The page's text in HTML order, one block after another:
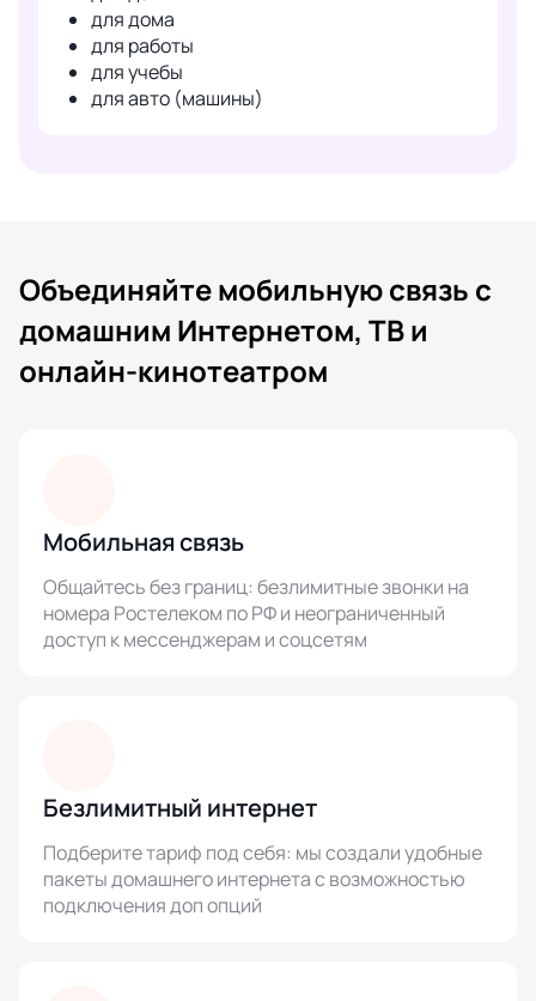
для дома
для работы
для учебы
для авто (машины)
Объединяйте мобильную связь с
домашним Интернетом, ТВ и
онлайн-кинотеатром
Мобильная связь
Общайтесь без границ: безлимитные звонки на
номера Ростелеком по РФ и неограниченный
доступ к мессенджерам и соцсетям
Безлимитный интернет
Подберите тариф под себя: мы создали удобные
пакеты домашнего интернета с возможностью
подключения доп опций